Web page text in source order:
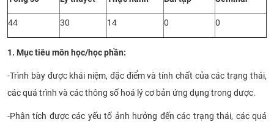
44 30 14 0 0
1. Mục tiêu môn học/học phần:
-Trình bày được khái niệm, đặc điểm và tính chất của các trạng thái,
các quá trình và các thông số hoá lý cơ bản ứng dụng trong dược.
-Phân tích được các yếu tố ảnh hưởng đến các trạng thái, các quá